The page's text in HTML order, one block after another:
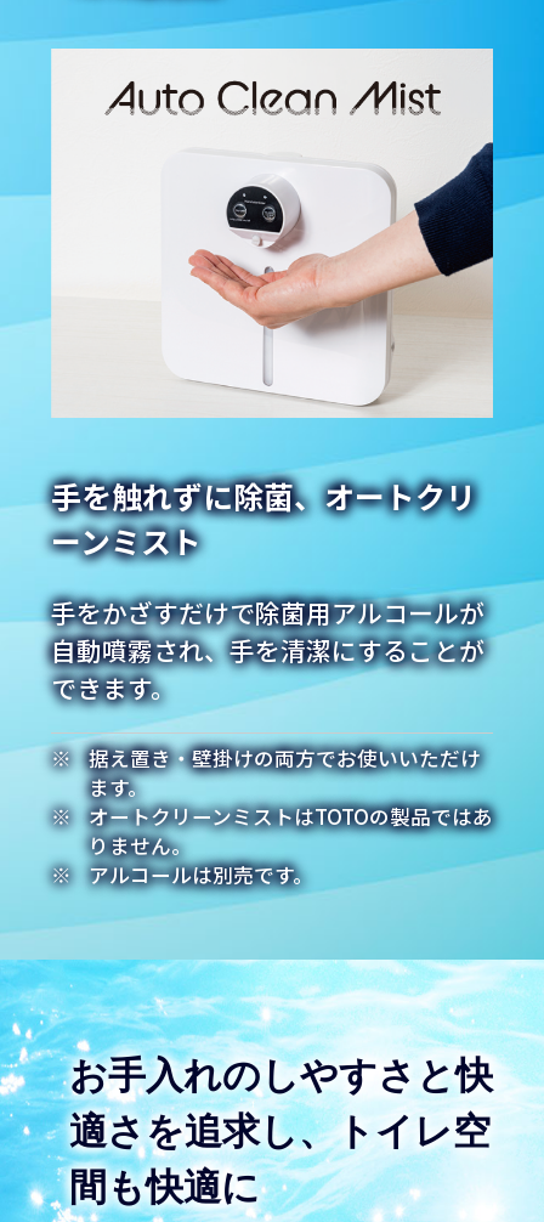
手を触れずに除菌、オートクリ
ーンミスト
手をかざすだけで除菌用アルコールが
自動噴霧され、手を清潔にすることが
できます。
据え置き・壁掛けの両方でお使いいただけ
ます。
オートクリーンミストはTOTOの製品ではあ
りません。
アルコールは別売です。
お手入れのしやすさと快
適さを追求し、トイレ空
間も快適に